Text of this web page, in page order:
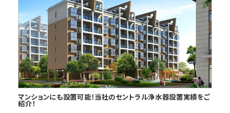
マンションにも設置可能！当社のセントラル浄水器設置実績をご
紹介！